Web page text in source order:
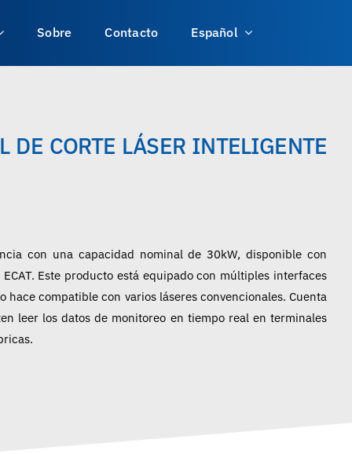
Sobre Contacto Español
DE CORTE LÁSER INTELIGENTE
con una capacidad nominal de 30kW, disponible con
Este producto está equipado con múltiples interfaces
hace compatible con varios láseres convencionales. Cuenta
leer los datos de monitoreo en tiempo real en terminales